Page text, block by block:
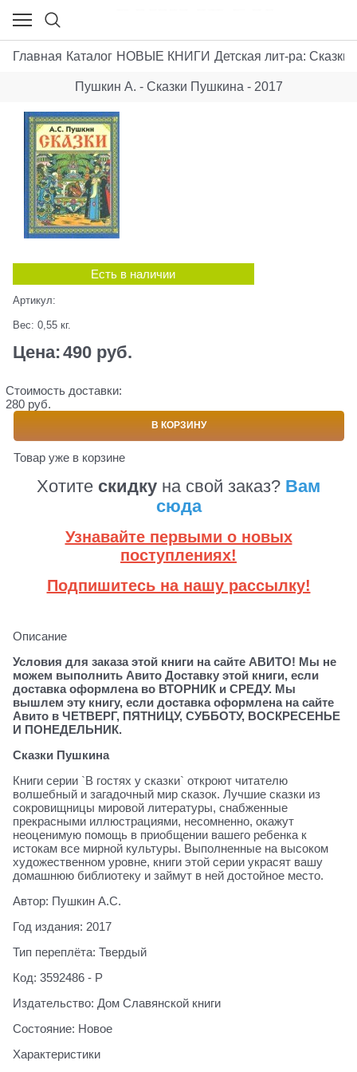
Главная Каталог НОВЫЕ КНИГИ Детская лит-ра:
Пушкин А. - Сказки Пушкина - 2017
Есть в наличии
Артикул:
Вес: 0,55 кг.
Цена:490 руб.
Стоимость доставки:
280 руб.
В КОРЗИНУ
Товар уже в корзине
Хотите скидку на свой заказ? Вам
сюда
Узнавайте первыми о новых
поступлениях!
Подпишитесь на нашу рассылку!
Описание
Условия для заказа этой книги на сайте АВИТО! Мы не
можем выполнить Авито Доставку этой книги, если
доставка оформлена во ВТОРНИК и СРЕДУ. Мы
вышлем эту книгу, если доставка оформлена на сайте
Авито в ЧЕТВЕРГ, ПЯТНИЦУ, СУББОТУ, ВОСКРЕСЕНЬЕ
И ПОНЕДЕЛЬНИК.
Сказки Пушкина
Книги серии `В гостях у сказки` откроют читателю
волшебный и загадочный мир сказок. Лучшие сказки из
сокровищницы мировой литературы, снабженные
прекрасными иллюстрациями, несомненно, окажут
неоценимую помощь в приобщении вашего ребенка к
истокам все мирной культуры. Выполненные на высоком
художественном уровне, книги этой серии украсят вашу
домашнюю библиотеку и займут в ней достойное место.
Автор: Пушкин А.С.
Год издания: 2017
Тип переплёта: Твердый
Код: 3592486 - Р
Издательство: Дом Славянской книги
Состояние: Новое
Характеристики